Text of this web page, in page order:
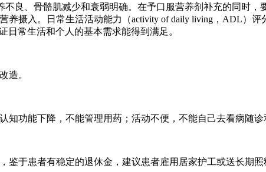
不良、骨骼肌减少和衰弱明确。在予口服营养剂补充的同时
摄入。日常生活活动能力（activity of daily living，ADL）评
常生活和个人的基本需求能得到满足。
造。
知功能下降，不能管理用药；活动不便，不能自己去看病随
鉴于患者有稳定的退休金，建议患者雇用居家护工或送长期照